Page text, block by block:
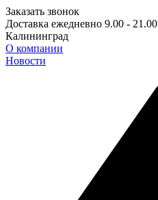
Заказать звонок
Доставка ежедневно 9.00 - 21.00
Калининград
О компании
Новости